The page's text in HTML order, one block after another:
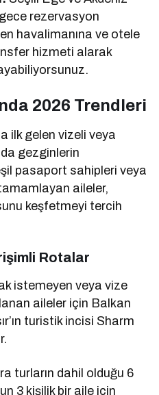
rezervasyon
havalimanına ve otele
hizmeti alarak
2026 Trendleri
ilk gelen vizeli veya
gezginlerin
pasaport sahipleri veya
aileler,
keşfetmeyi tercih
Rotalar
istemeyen veya vize
aileler için Balkan
turistik incisi Sharm
turların dahil olduğu 6
3 kişilik bir aile için